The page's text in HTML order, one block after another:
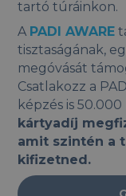
tartó túráinkon.
A PADI AWARE
tisztaságának,
megóvását
Csatlakozz a
képzés is
kártyadíj
amit szintén a
kifizetned.